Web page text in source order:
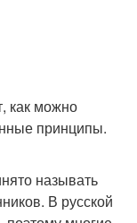
как можно
принципы.
называть
В русской